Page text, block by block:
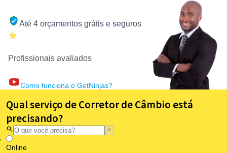
Até 4 orçamentos grátis e seguros
Profissionais avaliados
Como funciona o GetNinjas?
Qual serviço de Corretor de Câmbio está
precisando?
Online